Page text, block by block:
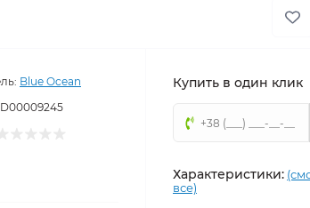
Blue Ocean
Купить в один клик
Характеристики:
все)